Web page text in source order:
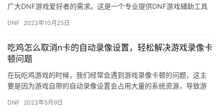
广大DNF游戏爱好者的需求。这是一个专业提供DNF游戏辅助工具
DNF 2023年10月25日
吃鸡怎么取消n卡的自动录像设置，轻松解决游戏录像卡
顿问题
在玩吃鸡游戏的时候，我们经常会遇到游戏录像卡顿的问题，这主
要是因为游戏自带的自动录像设置会占用大量的系统资源，导致游
就来为…
DNF 2023年5月9日